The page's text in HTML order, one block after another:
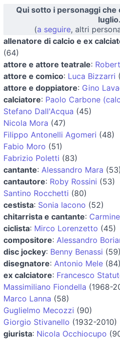
Qui sotto i personaggi che
luglio.
(a seguire, altri
allenatore di calcio e ex
(64)
attore e attore teatrale:
attore e comico: Luca Bizzarri
attore e doppiatore: Gino
calciatore: Paolo Carbone
Stefano Dall'Acqua (45)
Nicola Mora (47)
Filippo Antonelli Agomeri (48)
Fabio Moro (51)
Fabrizio Poletti (83)
cantante: Alessandro Mara (53)
cantautore: Roby Rossini (53)
Santino Rocchetti (80)
cestista: Sonia Iacono (52)
chitarrista e cantante:
ciclista: Mirco Lorenzetto (45)
compositore: Alessandro
disc jockey: Benny Benassi (59)
disegnatore: Antonio Mele (84)
ex calciatore: Francesco
Massimiliano Fiondella (1968-
Marco Lanna (58)
Guglielmo Mecozzi (90)
Giorgio Stivanello (1932-2010)
giurista: Nicola Occhiocupo